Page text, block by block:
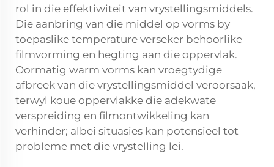
rol in die effektiwiteit van vrystellingsmiddels.
Die aanbring van die middel op vorms by
toepaslike temperature verseker behoorlike
filmvorming en hegting aan die oppervlak.
Oormatig warm vorms kan vroegtydige
afbreek van die vrystellingsmiddel veroorsaak,
terwyl koue oppervlakke die adekwate
verspreiding en filmontwikkeling kan
verhinder; albei situasies kan potensieel tot
probleme met die vrystelling lei.